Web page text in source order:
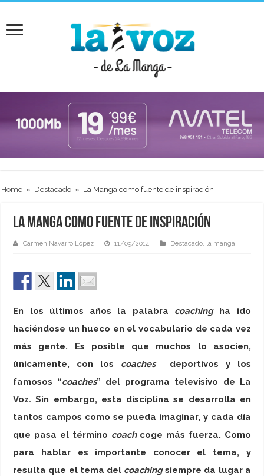
Home » Destacado » La Manga como fuente de inspiración
La Manga como fuente de inspiración
Carmen Navarro López 11/09/2014 Destacado, la manga
En los últimos años la palabra coachingha ido
haciéndose un hueco en el vocabulario de cada vez
más gente. Es posible que muchos lo asocien,
únicamente, con los coaches
deportivos y los
famosos “coaches” del programa televisivo de La
Voz. Sin embargo, esta disciplina se desarrolla en
tantos campos como se pueda imaginar, y cada día
que pasa el término coachcoge más fuerza. Como
para hablar es importante conocer el tema, y
resulta que el tema del coachingsiempre da lugar a